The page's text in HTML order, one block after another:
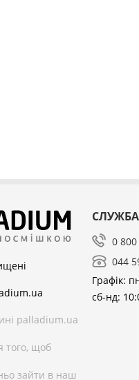
palladium.ua
того, щоб
зайти в наш
0
044
Графік:
сб-нд: